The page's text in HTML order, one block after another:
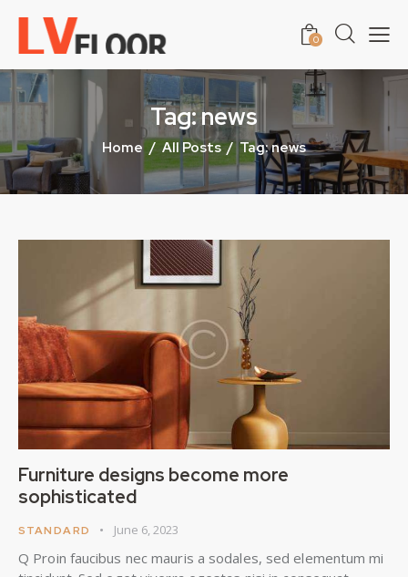
0
Tag: news
Home All Posts Tag: news
Furniture designs become more
sophisticated
STANDARD June 6, 2023
Q Proin faucibus nec mauris a sodales, sed elementum mi